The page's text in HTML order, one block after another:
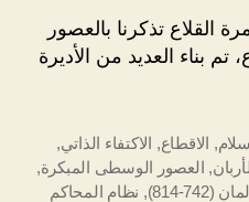
القلاع تذكرنا بالعصور
تم بناء العديد من الأديرة
, الاقطاع, الاكتفاء الذاتي,
, العصور الوسطى المبكرة,
(742-814)
, نظام المحاكم